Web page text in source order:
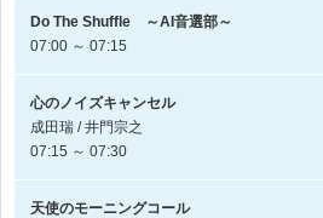
Do The Shuffle ～AI音選部～
07:00 ～ 07:15
心のノイズキャンセル
成田瑞 / 井門宗之
07:15 ～ 07:30
天使のモーニングコール